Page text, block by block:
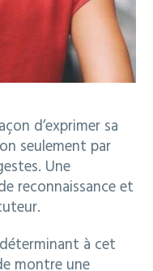
d’exprimer sa
seulement par
Une
reconnaissance et
à cet
montre une